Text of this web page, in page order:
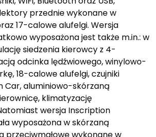
przednie wykonane w
17-calowe alufelgi. Wersja
wyposażona jest także m.in.: w
siedzenia kierowcy z 4-
odcinka lędźwiowego, winylowo-
18-calowe alufelgi, czujniki
Car, aluminiowo-skórzaną
klimatyzację
wersja Inscription
wyposażona w skórzaną